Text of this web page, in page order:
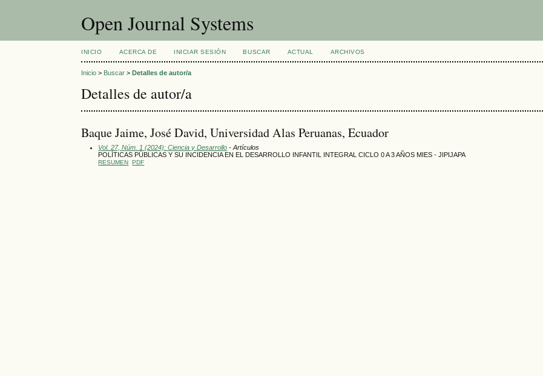
Open Journal Systems
INICIO ACERCA DE INICIAR SESIÓN BUSCAR ACTUAL ARCHIVOS
Inicio > Buscar >Detalles de autor/a
Detalles de autor/a
Baque Jaime, José David, Universidad Alas Peruanas, Ecuador
Vol. 27, Núm. 1 (2024): Ciencia y Desarrollo - Artículos
POLÍTICAS PÚBLICAS Y SU INCIDENCIA EN EL DESARROLLO INFANTIL INTEGRAL CICLO 0 A 3 AÑOS MIES - JIPIJAPA
RESUMEN PDF